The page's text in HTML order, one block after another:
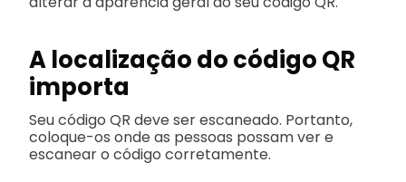
A localização do código QR
importa
Seu código QR deve ser escaneado. Portanto,
coloque-os onde as pessoas possam ver e
escanear o código corretamente.